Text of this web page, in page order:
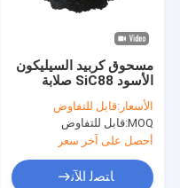
مسحوق كربيد السيليكون
الأسود SiC88 صلابة
9.25 مع فرن صهر كبير
الأسعار:قابل للتفاوض
MOQ: قابل للتفاوض
أحصل على آخر سعر
ﺎﺘﺼﻟ ﺍﻶﻧ